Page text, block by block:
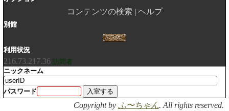
コンテンツの検索 ヘルプ
別館
利用状況
216.73.217.36 訪問者
ニックネーム
パスワード
Copyright by ふ〜ちゃん. All rights reserved.